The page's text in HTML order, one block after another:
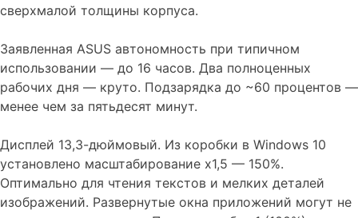
сверхмалой толщины корпуса.
Заявленная ASUS автономность при типичном
использовании — до 16 часов. Два полноценных
рабочих дня — круто. Подзарядка до ~60 процентов —
менее чем за пятьдесят минут.
Дисплей 13,3-дюймовый. Из коробки в Windows 10
установлено масштабирование х1,5 — 150%.
Оптимально для чтения текстов и мелких деталей
изображений. Развернутые окна приложений могут не